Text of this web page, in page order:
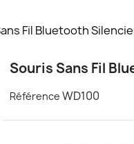
Fil Bluetooth
Souris Sans Fil
Référence WD100